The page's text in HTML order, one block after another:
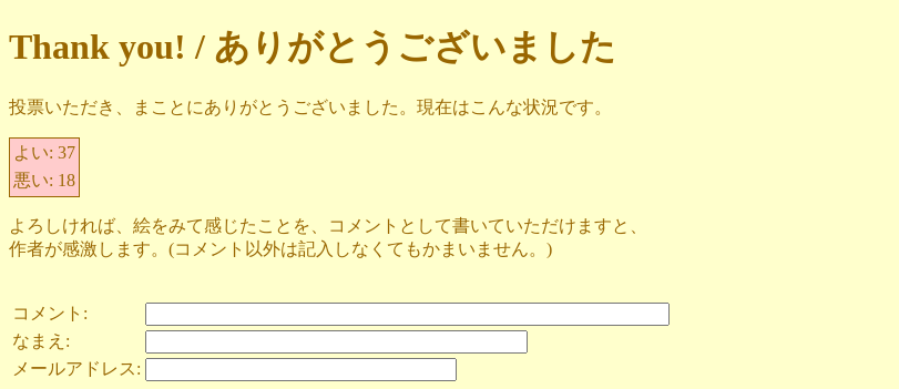
Thank you! / ありがとうございました
投票いただき、まことにありがとうございました。現在はこんな状況です。
よい: 37
悪い: 18
よろしければ、絵をみて感じたことを、コメントとして書いていただけますと、
作者が感激します。(コメント以外は記入しなくてもかまいません。)
コメント:
なまえ:
メールアドレス: